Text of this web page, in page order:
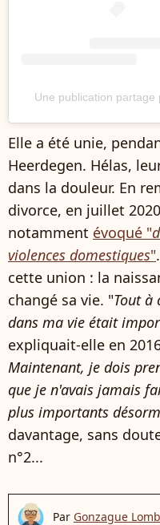
Une publication partage
Elle a été unie,
Heerdegen. Hélas,
dans la douleur. En
divorce, en juillet
notamment évoqué "
violences domestiques"
cette union : la
changé sa vie. "Tout à
dans ma vie était
expliquait-elle en
Maintenant, je dois
que je n'avais jamais
plus importants
davantage, sans
n°2...
Par Gonzague